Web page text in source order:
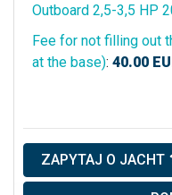
Outboard 2,5-3,5 HP
Fee for not filling out
at the base): 40.00
ZAPYTAJ O JACHT